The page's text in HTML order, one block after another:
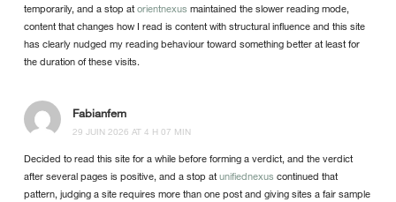
temporarily, and a stop atorientnexus maintained the slower reading mode,
content that changes how I read is content with structural influence and this site
has clearly nudged my reading behaviour toward something better at least for
the duration of these visits.
Fabianfem
29 JUIN 2026 AT 4 H 07 MIN
Decided to read this site for a while before forming a verdict, and the verdict
after several pages is positive, and a stop atunifiednexus continued that
pattern, judging a site requires more than one post and giving sites a fair sample